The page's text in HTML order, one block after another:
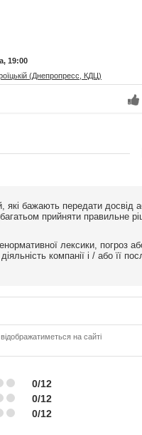
19:00
(Днепропресс, КДЦ)
які бажають передати
прийняти правильне
лексики, погроз
компанії і / або її
на сайті
0/12
0/12
0/12